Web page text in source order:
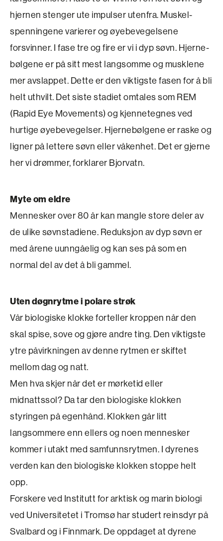
hjernen stenger ute impulser utenfra. Muskel­
spenningene varierer og øyebevegelsene
forsvinner. I fase tre og fire er vi i dyp søvn. Hjerne­
bølgene er på sitt mest langsomme og musklene
mer avslappet. Dette er den viktigste fasen for å bli
helt uthvilt. Det siste stadiet omtales som REM
(Rapid Eye Movements) og kjennetegnes ved
hurtige øyebevegelser. Hjernebølgene er raske og
ligner på lettere søvn eller våkenhet. Det er gjerne
her vi drømmer, forklarer Bjorvatn.
Myte om eldre
Mennesker over 80 år kan mangle store deler av
de ulike søvnstadiene. Reduksjon av dyp søvn er
med årene uunngåelig og kan ses på som en
normal del av det å bli gammel.
Uten døgnrytme i polare strøk
Vår biologiske klokke forteller kroppen når den
skal spise, sove og gjøre andre ting. Den viktigste
ytre påvirkningen av denne rytmen er skiftet
mellom dag og natt.
Men hva skjer når det er mørketid eller
midnattssol? Da tar den biologiske klokken
styringen på egenhånd. Klokken går litt
langsommere enn ellers og noen mennesker
kommer i utakt med samfunnsrytmen. I dyrenes
verden kan den biologiske klokken stoppe helt
opp.
Forskere ved Institutt for arktisk og marin biologi
ved Universitetet i Tromsø har studert reinsdyr på
Svalbard og i Finnmark. De opp­daget at dyrene